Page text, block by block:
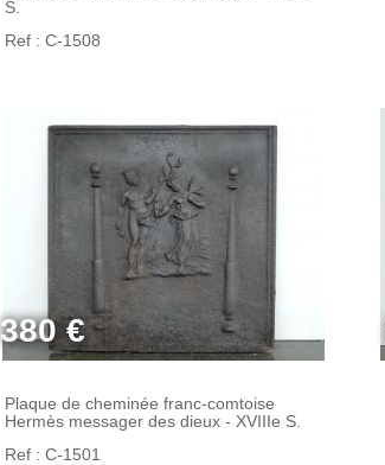
S.
Ref : C-1508
380 €
Plaque de cheminée franc-comtoise
Hermès messager des dieux - XVIIIe S.
Ref : C-1501